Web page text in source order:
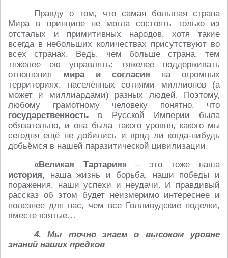
Правду о том, что самая большая страна
Мира в принципе не могла состоять только из
отсталых и примитивных народов, хотя такие
всегда в небольших количествах присутствуют во
всех странах. Ведь, чем больше страна, тем
тяжелее ею управлять: тяжелее поддерживать
отношения мира и согласия на огромных
территориях, населённых сотнями миллионов (а
может и миллиардами) разных людей. Поэтому,
любому грамотному человеку понятно, что
государственность в Русской Империи была
обязательно, и она была такого уровня, какого мы
сегодня ещё не добились и вряд ли когда-нибудь
добьёмся в нашей паразитической цивилизации.
«Великая Тартария»– это тоже наша
история, наша жизнь и борьба, наши победы и
поражения, наши успехи и неудачи. И правдивый
рассказ об этом будет неизмеримо интереснее и
полезнее для нас, чем все Голливудские поделки,
вместе взятые…
4. Мы точно знаем о высоком уровне
знаний наших предков